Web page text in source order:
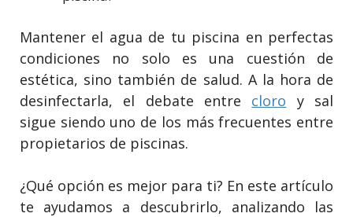
Mantener el agua de tu piscina en perfectas
condiciones no solo es una cuestión de
estética, sino también de salud. A la hora de
desinfectarla, el debate entre cloro y sal
sigue siendo uno de los más frecuentes entre
propietarios de piscinas.
¿Qué opción es mejor para ti? En este artículo
te ayudamos a descubrirlo, analizando las